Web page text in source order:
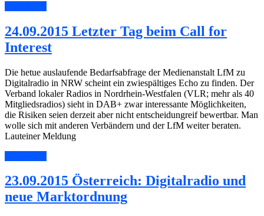
24.09.2015 Letzter Tag beim Call for
Interest
Die hetue auslaufende Bedarfsabfrage der Medienanstalt LfM zu
Digitalradio in NRW scheint ein zwiespältiges Echo zu finden. Der
Verband lokaler Radios in Nordrhein-Westfalen (VLR; mehr als 40
Mitgliedsradios) sieht in DAB+ zwar interessante Möglichkeiten,
die Risiken seien derzeit aber nicht entscheidungreif bewertbar. Man
wolle sich mit anderen Verbändern und der LfM weiter beraten.
Lauteiner Meldung
23.09.2015 Österreich: Digitalradio und
neue Marktordnung